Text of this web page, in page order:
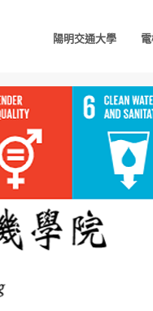
陽明交通大學